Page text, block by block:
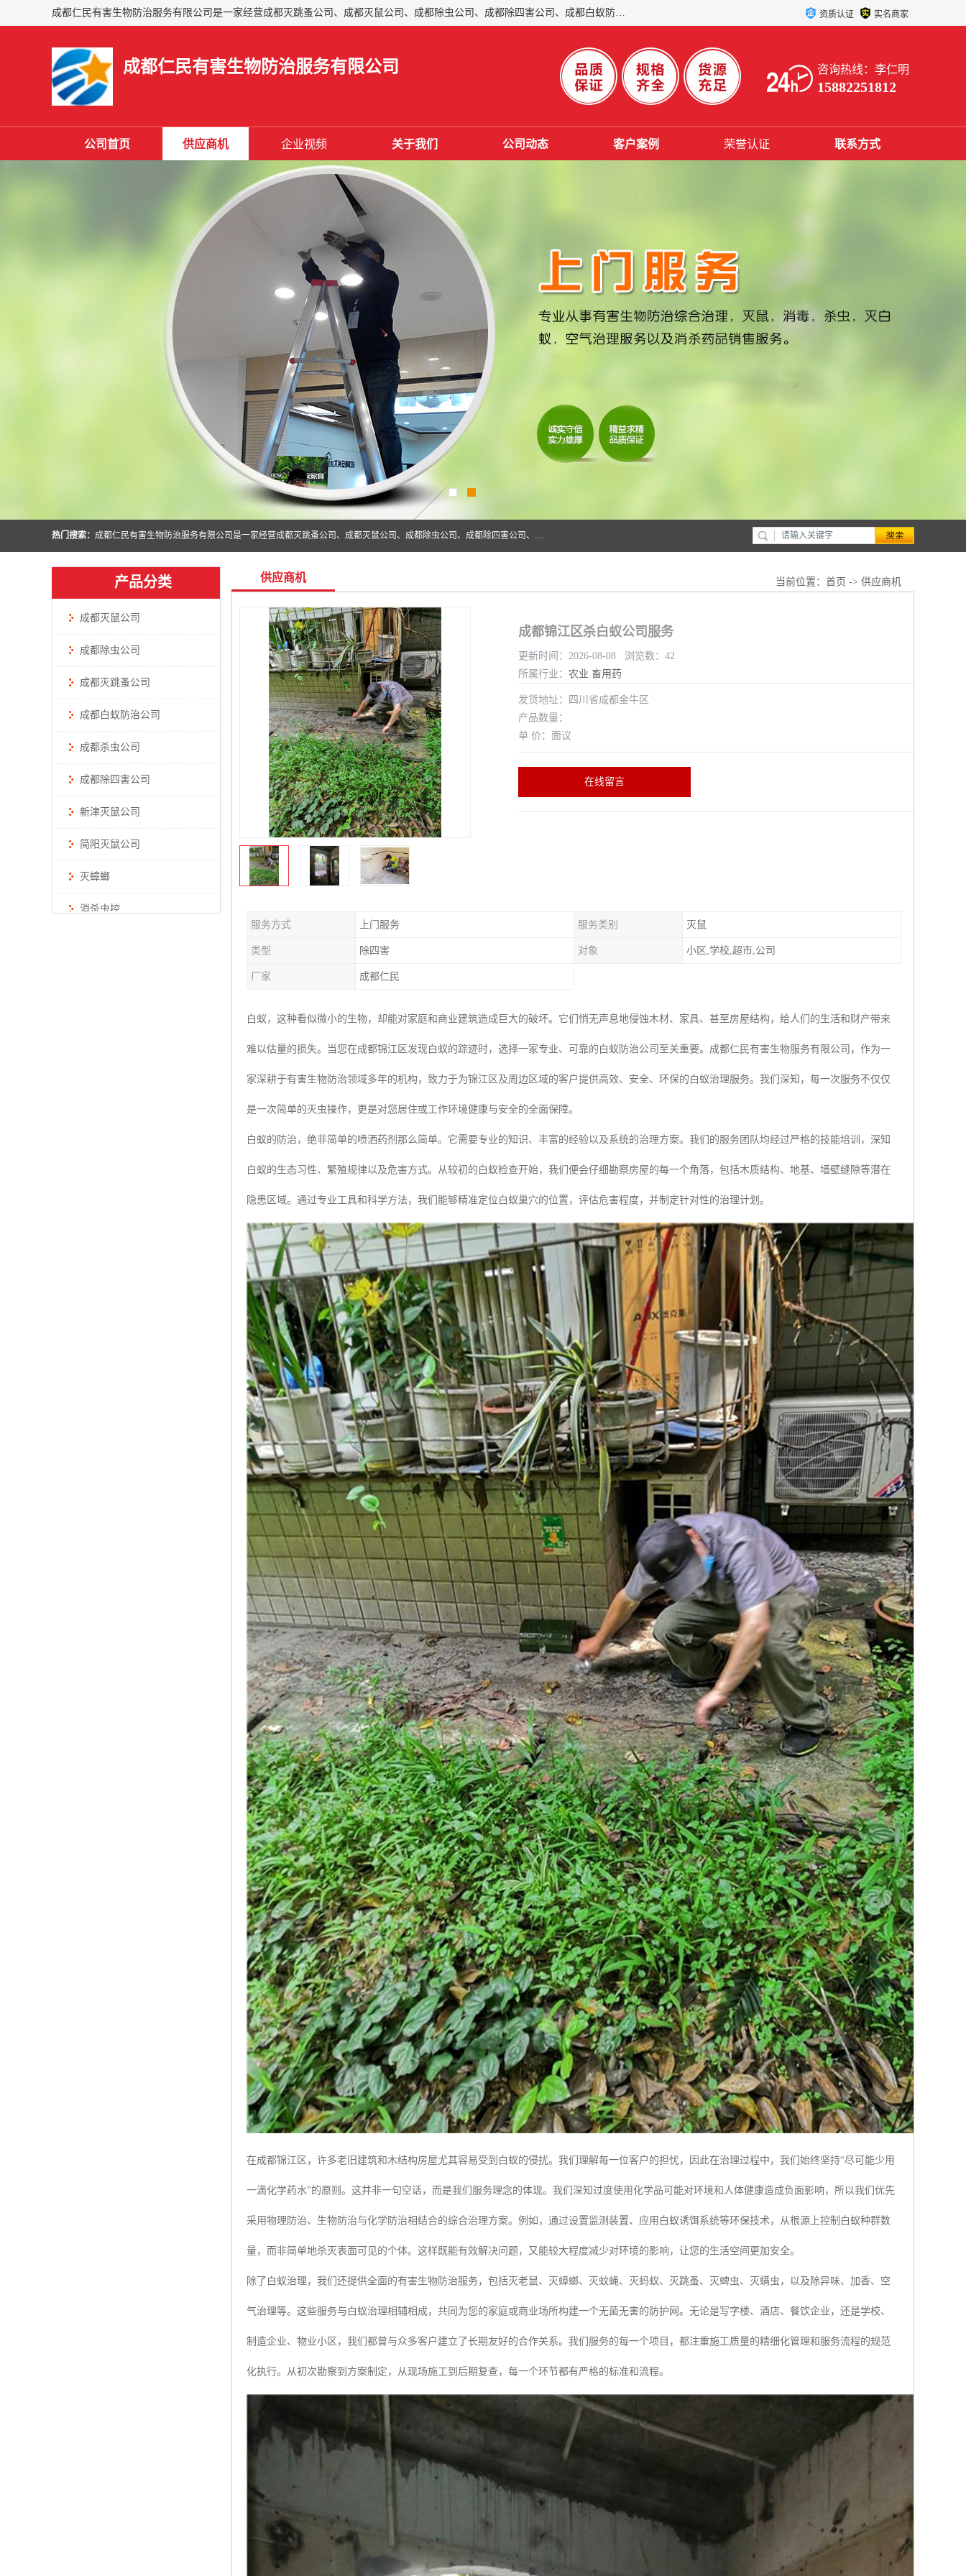
成都仁民有害生物防治服务有限公司是一家经营成都灭跳蚤公司、成都灭鼠公司、成都除虫公司、成都除四害公司、成都白蚁防治公司、成都杀虫公司等。业务覆盖：青白江、郫县、简阳、金堂、乐山、眉山、绵阳、彭州等区域。 由于我们的专业技术和服务态度得到了肯定、 目前公司已经与省内外的多个金 融企业、高端写字楼、星级酒 店、宾馆餐饮企业、学校、制造生产企业、物业小区建立了长期友好的合作关系。 资质认证 实名商家
成都仁民有害生物防治服务有限公司 咨询热线：李仁明
15882251812
公司首页 供应商机 企业视频 关于我们 公司动态 客户案例 荣誉认证 联系方式
热门搜索： 成都仁民有害生物防治服务有限公司是一家经营成都灭跳蚤公司、成都灭鼠公司、成都除虫公司、成都除四害公司、成都白蚁防治公司、成都杀虫公司等。业务覆盖：青白江、郫县、简阳、金堂、乐山、眉山、绵阳、彭州等区域。 由于我们的专业技术和服务态度得到了肯定、 目前公司已经与省内外的多个金 融企业、高端写字楼、星级酒 店、宾馆餐饮企业、学校、制造生产企业、物业小区建立了长期友好的合作关系。
产品分类
成都灭鼠公司
成都除虫公司
成都灭跳蚤公司
成都白蚁防治公司
成都杀虫公司
成都除四害公司
新津灭鼠公司
简阳灭鼠公司
灭蟑螂
消杀虫控
供应商机 当前位置： 首页 -> 供应商机
成都锦江区杀白蚁公司服务
更新时间：2026-08-08 浏览数：42
所属行业： 农业 畜用药
发货地址：四川省成都金牛区
产品数量：
单 价：面议
在线留言
服务方式 上门服务 服务类别 灭鼠
类型 除四害 对象 小区,学校,超市,公司
厂家 成都仁民
白蚁，这种看似微小的生物，却能对家庭和商业建筑造成巨大的破坏。它们悄无声息地侵蚀木材、家具、甚至房屋结构，给人们的生活和财产带来
难以估量的损失。当您在成都锦江区发现白蚁的踪迹时，选择一家专业、可靠的白蚁防治公司至关重要。成都仁民有害生物服务有限公司，作为一
家深耕于有害生物防治领域多年的机构，致力于为锦江区及周边区域的客户提供高效、安全、环保的白蚁治理服务。我们深知，每一次服务不仅仅
是一次简单的灭虫操作，更是对您居住或工作环境健康与安全的全面保障。
白蚁的防治，绝非简单的喷洒药剂那么简单。它需要专业的知识、丰富的经验以及系统的治理方案。我们的服务团队均经过严格的技能培训，深知
白蚁的生态习性、繁殖规律以及危害方式。从较初的白蚁检查开始，我们便会仔细勘察房屋的每一个角落，包括木质结构、地基、墙壁缝隙等潜在
隐患区域。通过专业工具和科学方法，我们能够精准定位白蚁巢穴的位置，评估危害程度，并制定针对性的治理计划。
在成都锦江区，许多老旧建筑和木结构房屋尤其容易受到白蚁的侵扰。我们理解每一位客户的担忧，因此在治理过程中，我们始终坚持“尽可能少用
一滴化学药水”的原则。这并非一句空话，而是我们服务理念的体现。我们深知过度使用化学品可能对环境和人体健康造成负面影响，所以我们优先
采用物理防治、生物防治与化学防治相结合的综合治理方案。例如，通过设置监测装置、应用白蚁诱饵系统等环保技术，从根源上控制白蚁种群数
量，而非简单地杀灭表面可见的个体。这样既能有效解决问题，又能较大程度减少对环境的影响，让您的生活空间更加安全。
除了白蚁治理，我们还提供全面的有害生物防治服务，包括灭老鼠、灭蟑螂、灭蚊蝇、灭蚂蚁、灭跳蚤、灭蜱虫、灭螨虫，以及除异味、加香、空
气治理等。这些服务与白蚁治理相辅相成，共同为您的家庭或商业场所构建一个无菌无害的防护网。无论是写字楼、酒店、餐饮企业，还是学校、
制造企业、物业小区，我们都曾与众多客户建立了长期友好的合作关系。我们服务的每一个项目，都注重施工质量的精细化管理和服务流程的规范
化执行。从初次勘察到方案制定，从现场施工到后期复查，每一个环节都有严格的标准和流程。